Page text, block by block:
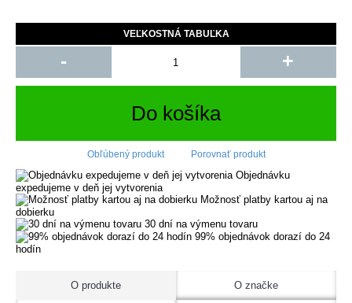
VEĽKOSTNÁ TABUĽKA
- +
Do košíka
Obľúbený produkt Porovnať produkt
Objednávku
expedujeme v deň jej vytvorenia
Možnosť platby kartou aj na
dobierku
30 dní na výmenu tovaru
99% objednávok dorazí do 24
hodín
O produkte O značke